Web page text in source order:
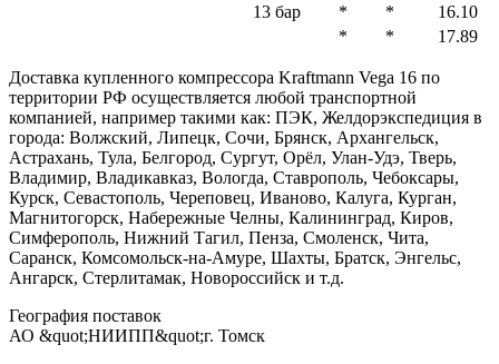
13 бар
*
*
16.10
*
* 17.89
Доставка купленного компрессора Kraftmann Vega 16 по
территории РФ осуществляется любой транспортной
компанией, например такими как: ПЭК, Желдорэкспедиция в
города: Волжский, Липецк, Сочи, Брянск, Архангельск,
Астрахань, Тула, Белгород, Сургут, Орёл, Улан-Удэ, Тверь,
Владимир, Владикавказ, Вологда, Ставрополь, Чебоксары,
Курск, Севастополь, Череповец, Иваново, Калуга, Курган,
Магнитогорск, Набережные Челны, Калининград, Киров,
Симферополь, Нижний Тагил, Пенза, Смоленск, Чита,
Саранск, Комсомольск-на-Амуре, Шахты, Братск, Энгельс,
Ангарск, Стерлитамак, Новороссийск и т.д.
География поставок
АО &quot;НИИПП&quot;г. Томск